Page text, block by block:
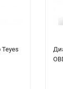
Teyes